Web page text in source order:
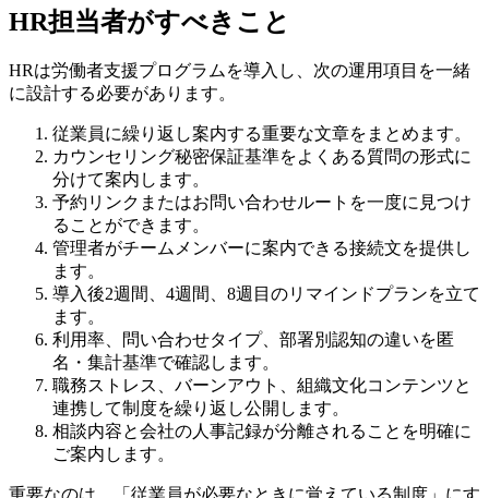
HR担当者がすべきこと
HRは労働者支援プログラムを導入し、次の運用項目を一緒
に設計する必要があります。
従業員に繰り返し案内する重要な文章をまとめます。
カウンセリング秘密保証基準をよくある質問の形式に
分けて案内します。
予約リンクまたはお問い合わせルートを一度に見つけ
ることができます。
管理者がチームメンバーに案内できる接続文を提供し
ます。
導入後2週間、4週間、8週目のリマインドプランを立て
ます。
利用率、問い合わせタイプ、部署別認知の違いを匿
名・集計基準で確認します。
職務ストレス、バーンアウト、組織文化コンテンツと
連携して制度を繰り返し公開します。
相談内容と会社の人事記録が分離されることを明確に
ご案内します。
重要なのは、「従業員が必要なときに覚えている制度」にす